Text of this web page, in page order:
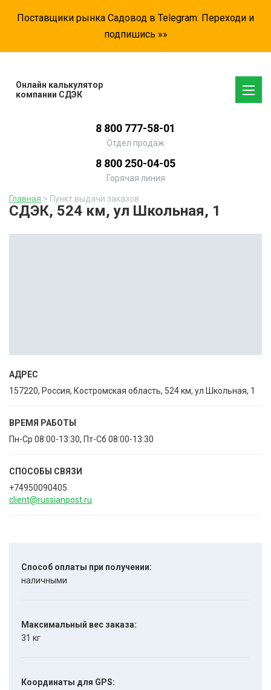
Поставщики рынка Садовод в Telegram. Переходи и
подпишись »»
Онлайн калькулятор
компании СДЭК
8 800 777-58-01
Отдел продаж
8 800 250-04-05
Горячая линия
Главная > Пункт выдачи заказов
СДЭК, 524 км, ул Школьная, 1
АДРЕС
157220, Россия, Костромская область, 524 км, ул Школьная, 1
ВРЕМЯ РАБОТЫ
Пн-Ср 08:00-13:30, Пт-Сб 08:00-13:30
СПОСОБЫ CВЯЗИ
+74950090405
client@russianpost.ru
Способ оплаты при получении:
наличными
Максимальный вес заказа:
31 кг
Координаты для GPS: